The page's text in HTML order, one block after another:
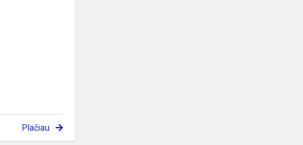
Plačiau